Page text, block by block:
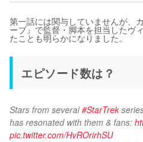
第一話には関与していませんが、
ーブ』で監督・脚本を担当したヴ
たことも明らかになりました。
エピソード数は？
Stars from several #StarTrek
has resonated with them & fans:
pic.twitter.com/HvROrirhSU